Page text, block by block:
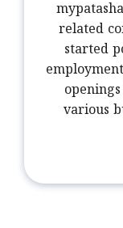
related
started
various